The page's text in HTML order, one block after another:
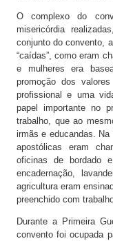
O complexo do
misericórdia
conjunto do convento,
“caídas”, como eram
e mulheres era
promoção dos
profissional e uma
papel importante no
trabalho, que ao
irmãs e educandas. Na
apostólicas eram
oficinas de bordado
encadernação,
agricultura eram
preenchido com
Durante a Primeira
convento foi ocupada